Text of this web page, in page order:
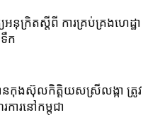
អនុក្រិតស្តីពី ការគ្រប់គ្រងហេដ្ឋា
ទឹក
ន​កុងស៊ុល​កិត្តិយស​ស្រីលង្កា​ ត្រូវ​
ារ​នៅ​កម្ពុជា​